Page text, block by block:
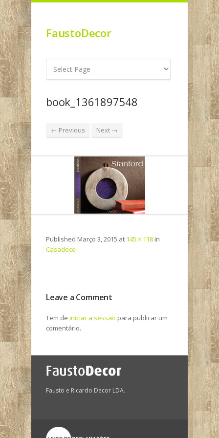
FaustoDecor
book_1361897548
← Previous Next →
Published Março 3, 2015 at 145 × 118 in
Casadeco
Leave a Comment
Tem de iniciar a sessão para publicar um
comentário.
Fausto e Ricardo Decor LDA.